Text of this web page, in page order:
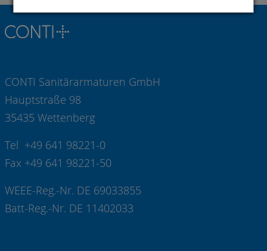
CONTI Sanitärarmaturen GmbH
Hauptstraße 98
35435 Wettenberg
Tel +49 641 98221-0
Fax +49 641 98221-50
WEEE-Reg.-Nr. DE 69033855
Batt-Reg.-Nr. DE 11402033